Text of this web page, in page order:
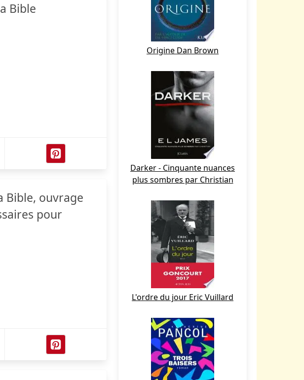
Bible
Bible, ouvrage
pour
Origine Dan Brown
Darker - Cinquante nuances
plus sombres par Christian
L'ordre du jour Eric Vuillard